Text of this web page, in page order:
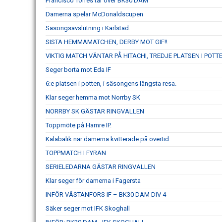
Damerna spelar McDonaldscupen
Säsongsavslutning i Karlstad.
SISTA HEMMAMATCHEN, DERBY MOT GIF!!
VIKTIG MATCH VÄNTAR PÅ HITACHI, TREDJE PLATSEN I
Seger borta mot Eda IF
6:e platsen i potten, i säsongens längsta resa.
Klar seger hemma mot Norrby SK
NORRBY SK GÄSTAR RINGVALLEN
Toppmöte på Hamre IP.
Kalabalik när damerna kvitterade på övertid.
TOPPMATCH I FYRAN
SERIELEDARNA GÄSTAR RINGVALLEN
Klar seger för damerna i Fagersta
INFÖR VÄSTANFORS IF – BK30 DAM DIV 4
Säker seger mot IFK Skoghall